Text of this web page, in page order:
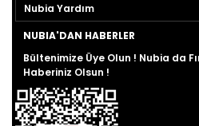
Nubia Yardım
NUBIA'DAN HABERLER
Bültenimize Üye Olun ! Nubia da
Haberiniz Olsun !